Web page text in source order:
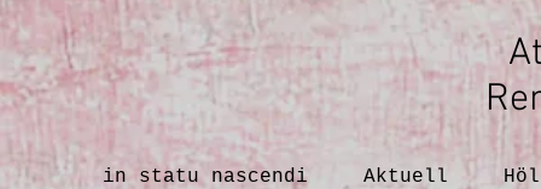
in statu nascendi Aktuell